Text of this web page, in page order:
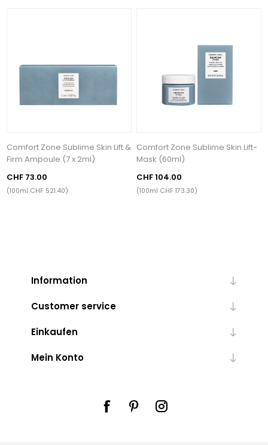
Comfort Zone Sublime Skin Lift &
Firm Ampoule (7 x 2ml)
CHF 73.00
(100ml CHF 521.40)
Comfort Zone Sublime Skin Lift-
Mask (60ml)
CHF 104.00
(100ml CHF 173.30)
Information
Customer service
Einkaufen
Mein Konto